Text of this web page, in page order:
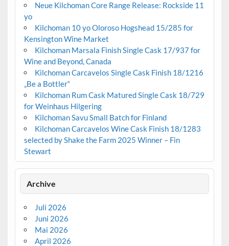
Neue Kilchoman Core Range Release: Rockside 11
yo
Kilchoman 10 yo Oloroso Hogshead 15/285 for
Kensington Wine Market
Kilchoman Marsala Finish Single Cask 17/937 for
Wine and Beyond, Canada
Kilchoman Carcavelos Single Cask Finish 18/1216
„Be a Bottler“
Kilchoman Rum Cask Matured Single Cask 18/729
for Weinhaus Hilgering
Kilchoman Savu Small Batch for Finland
Kilchoman Carcavelos Wine Cask Finish 18/1283
selected by Shake the Farm 2025 Winner – Fin
Stewart
Archive
Juli 2026
Juni 2026
Mai 2026
April 2026